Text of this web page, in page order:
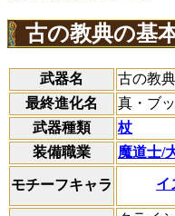
古の教典の基
武器名
古の教典
最終進化名
真・ブ
武器種類
杖
装備職業
魔道士/
モチーフキャラ イ